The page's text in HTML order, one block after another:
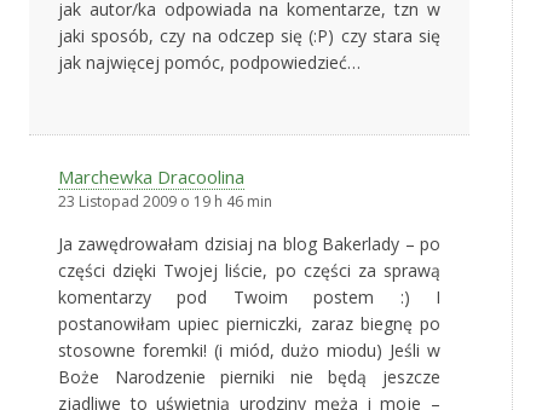
jak autor/ka odpowiada na komentarze, tzn w
jaki sposób, czy na odczep się (:P) czy stara się
jak najwięcej pomóc, podpowiedzieć…
Marchewka Dracoolina
23 Listopad 2009 o 19 h 46 min
Ja zawędrowałam dzisiaj na blog Bakerlady – po
części dzięki Twojej liście, po części za sprawą
komentarzy pod Twoim postem :) I
postanowiłam upiec pierniczki, zaraz biegnę po
stosowne foremki! (i miód, dużo miodu) Jeśli w
Boże Narodzenie pierniki nie będą jeszcze
zjadliwe to uświetnią urodziny męża i moje –